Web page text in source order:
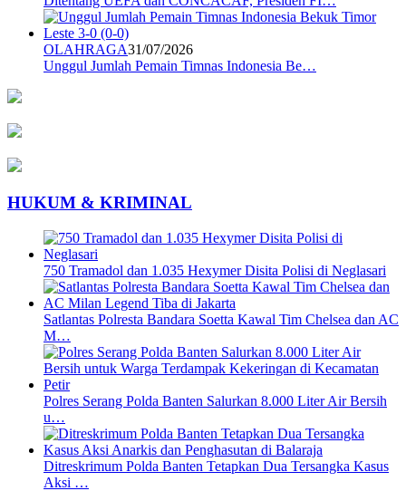
OLAHRAGA31/07/2026
Unggul Jumlah Pemain Timnas Indonesia Be…
HUKUM & KRIMINAL
750 Tramadol dan 1.035 Hexymer Disita Polisi di Neglasari
Satlantas Polresta Bandara Soetta Kawal Tim Chelsea dan AC
M…
Polres Serang Polda Banten Salurkan 8.000 Liter Air Bersih
u…
Ditreskrimum Polda Banten Tetapkan Dua Tersangka Kasus
Aksi …